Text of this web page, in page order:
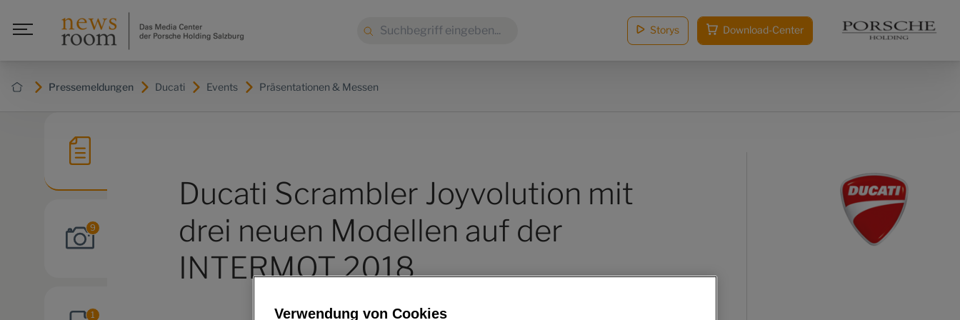
Pressemeldungen Ducati Events Präsentationen & Messen
Suche: Storys Download-Center
9
1
Ducati Scrambler Joyvolution mit
drei neuen Modellen auf der
INTERMOT 2018
Verwendung von Cookies